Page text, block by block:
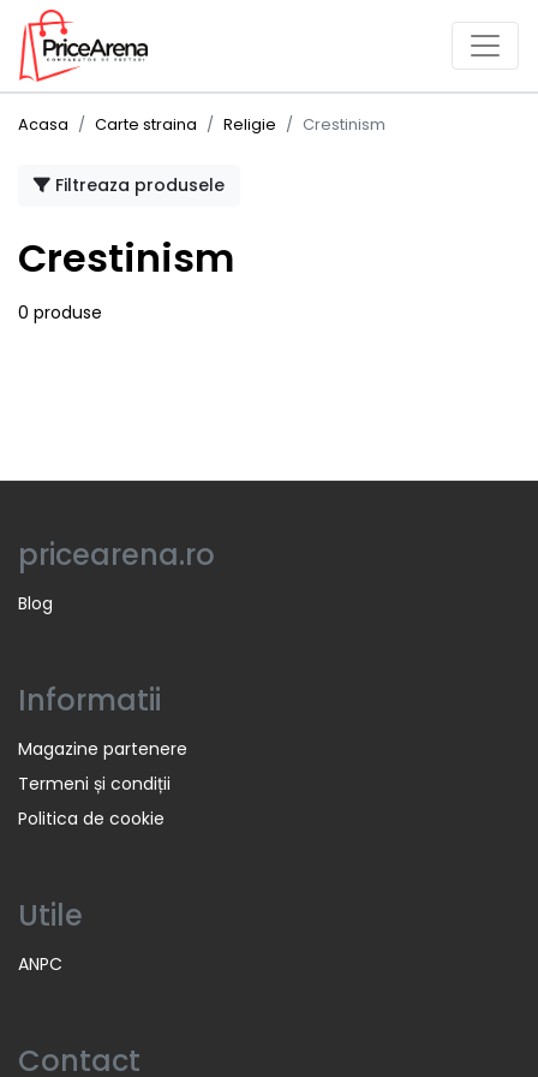
Acasa Carte straina Religie Crestinism
Filtreaza produsele
Crestinism
0 produse
pricearena.ro
Blog
Informatii
Magazine partenere
Termeni și condiții
Politica de cookie
Utile
ANPC
Contact